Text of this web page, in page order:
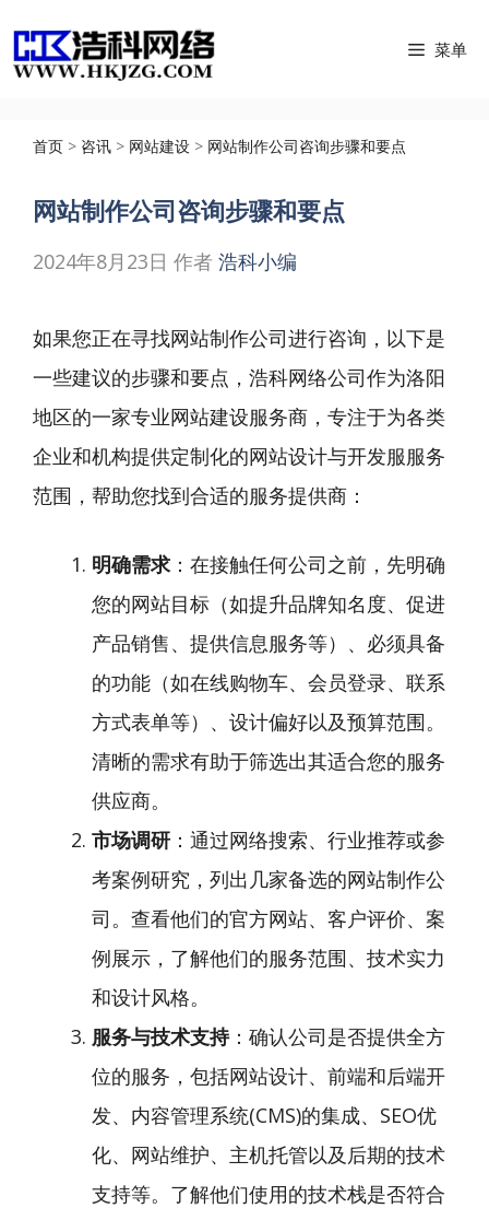
至
菜单
首页 > 咨讯 > 网站建设 > 网站制作公司咨询步骤和要点
网站制作公司咨询步骤和要点
2024年8月23日 作者 浩科小编
如果您正在寻找网站制作公司进行咨询，以下是
一些建议的步骤和要点，浩科网络公司作为洛阳
地区的一家专业网站建设服务商，专注于为各类
企业和机构提供定制化的网站设计与开发服服务
范围，帮助您找到合适的服务提供商：
明确需求 ：在接触任何公司之前，先明确
您的网站目标（如提升品牌知名度、促进
产品销售、提供信息服务等）、必须具备
的功能（如在线购物车、会员登录、联系
方式表单等）、设计偏好以及预算范围。
清晰的需求有助于筛选出其适合您的服务
供应商。
市场调研 ：通过网络搜索、行业推荐或参
考案例研究，列出几家备选的网站制作公
司。查看他们的官方网站、客户评价、案
例展示，了解他们的服务范围、技术实力
和设计风格。
服务与技术支持：确认公司是否提供全方
位的服务，包括网站设计、前端和后端开
发、内容管理系统(CMS)的集成、SEO优
化、网站维护、主机托管以及后期的技术
支持等。了解他们使用的技术栈是否符合